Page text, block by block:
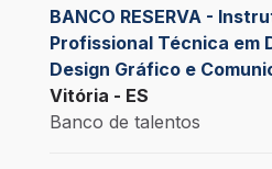
BANCO RESERVA -
Profissional Técnica em
Design Gráfico e
Vitória - ES
Banco de talentos